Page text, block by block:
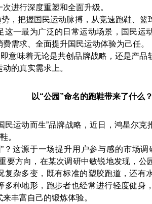
进行深度重塑和全面升级。
把握国民运动脉搏，从竞速跑鞋、篮
这一最为广泛的日常运动场景，国民运
需求、全面提升国民运动体验为己任。
即意味着无论是共创品牌战略，还是产
的真实需求上。
以“公园”命名的跑鞋带来了什么？
运动而生”品牌战略，近日，鸿星尔克
。
这源于一场提升用户参与感的市场调
要方向，在某次调研中敏锐地发现，公
复杂多变，既有标准的塑胶跑道，还有
多种地形，跑步者也经常进行轻度健身
丰富自己的锻炼体验。